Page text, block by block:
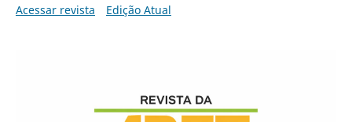
Acessar revista Edição Atual